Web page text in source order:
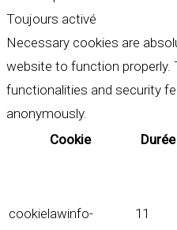
Toujours activé
Necessary cookies are
website to function properly.
functionalities and security
anonymously.
Cookie
Durée
cookielawinfo-
11